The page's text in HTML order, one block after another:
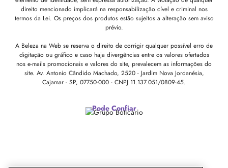
direito mencionado implicará na responsabilização cível e criminal nos
termos da Lei. Os preços dos produtos estão sujeitos a alteração sem aviso
prévio.
A Beleza na Web se reserva o direito de corrigir qualquer possível erro de
digitação ou gráfico e caso haja divergências entre os valores ofertados
nos e-mails promocionais e valores do site, prevalecem as informações do
site. Av. Antonio Cândido Machado, 2520 - Jardim Nova Jordanésia,
Cajamar - SP, 07750-000 - CNPJ 11.137.051/0809-45.
Pode Confiar